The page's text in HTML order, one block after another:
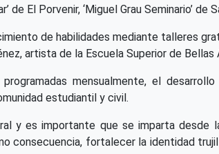
de El Porvenir, ‘Miguel Grau Seminario’ de
de habilidades mediante talleres
artista de la Escuela Superior de Bellas
mensualmente, el
estudiantil y civil.
y es importante que se imparta desde
consecuencia, fortalecer la identidad